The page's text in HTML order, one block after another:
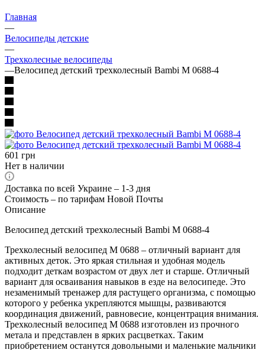
Главная
—
Велосипеды детские
—
Трехколесные велосипеды
—Велосипед детский трехколесный Bambi M 0688-4
601 грн
Нет в наличии
Доставка по всей Украине – 1-3 дня
Стоимость – по тарифам Новой Почты
Описание
Велосипед детский трехколесный Bambi M 0688-4
Трехколесный велосипед М 0688 – отличный вариант для
активных деток. Это яркая стильная и удобная модель
подходит деткам возрастом от двух лет и старше. Отличный
вариант для осваивания навыков в езде на велосипеде. Это
незаменимый тренажер для растущего организма, с помощью
которого у ребенка укрепляются мышцы, развиваются
координация движений, равновесие, концентрация внимания.
Трехколесный велосипед М 0688 изготовлен из прочного
метала и представлен в ярких расцветках. Таким
приобретением останутся довольными и маленькие мальчики